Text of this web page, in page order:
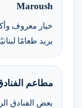
Maroush
خيار معروف
يريد طعامًا
مطاعم
بعض الفنادق